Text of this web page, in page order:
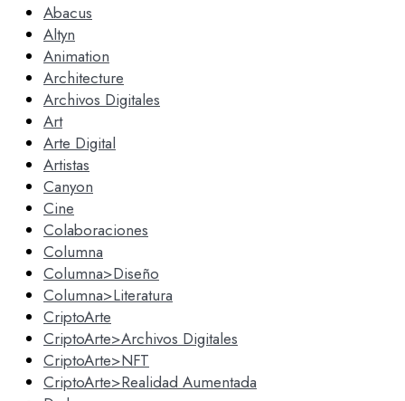
Abacus
Altyn
Animation
Architecture
Archivos Digitales
Art
Arte Digital
Artistas
Canyon
Cine
Colaboraciones
Columna
Columna>Diseño
Columna>Literatura
CriptoArte
CriptoArte>Archivos Digitales
CriptoArte>NFT
CriptoArte>Realidad Aumentada